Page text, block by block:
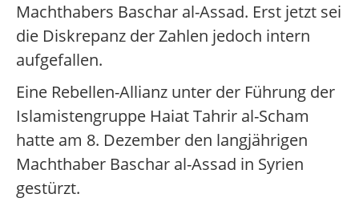
Machthabers Baschar al-Assad. Erst jetzt sei
die Diskrepanz der Zahlen jedoch intern
aufgefallen.
Eine Rebellen-Allianz unter der Führung der
Islamistengruppe Haiat Tahrir al-Scham
hatte am 8. Dezember den langjährigen
Machthaber Baschar al-Assad in Syrien
gestürzt.